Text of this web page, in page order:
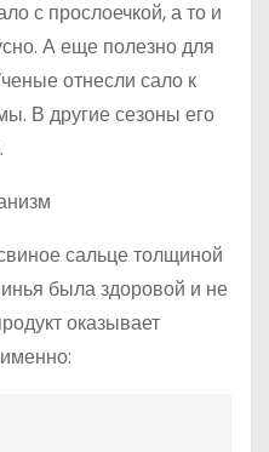
с прослоечкой, а то и
А еще полезно для
отнесли сало к
В другие сезоны его
сальце толщиной
была здоровой и не
оказывает